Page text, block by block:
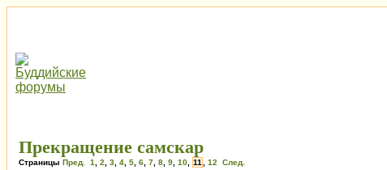
Прекращение самскар
Страницы Пред. 1 2 3 4 5 6 7 8 9 10 11 12 След.